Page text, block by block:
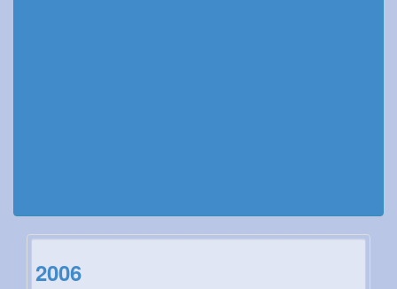
2006